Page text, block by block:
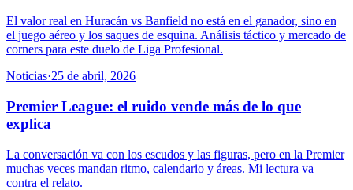
El valor real en Huracán vs Banfield no está en el ganador, sino en
el juego aéreo y los saques de esquina. Análisis táctico y mercado de
corners para este duelo de Liga Profesional.
Noticias·25 de abril, 2026
Premier League: el ruido vende más de lo que
explica
La conversación va con los escudos y las figuras, pero en la Premier
muchas veces mandan ritmo, calendario y áreas. Mi lectura va
contra el relato.